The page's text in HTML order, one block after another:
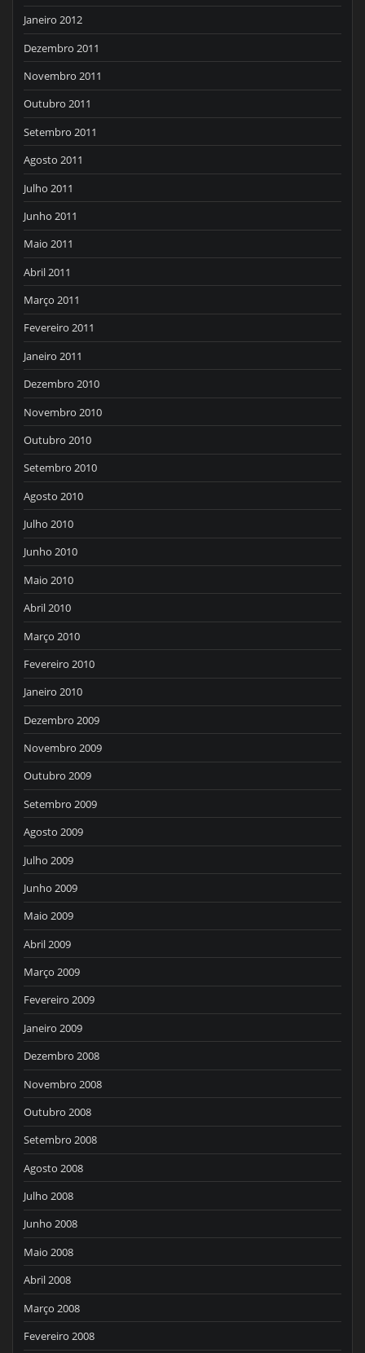
Janeiro 2012
Dezembro 2011
Novembro 2011
Outubro 2011
Setembro 2011
Agosto 2011
Julho 2011
Junho 2011
Maio 2011
Abril 2011
Março 2011
Fevereiro 2011
Janeiro 2011
Dezembro 2010
Novembro 2010
Outubro 2010
Setembro 2010
Agosto 2010
Julho 2010
Junho 2010
Maio 2010
Abril 2010
Março 2010
Fevereiro 2010
Janeiro 2010
Dezembro 2009
Novembro 2009
Outubro 2009
Setembro 2009
Agosto 2009
Julho 2009
Junho 2009
Maio 2009
Abril 2009
Março 2009
Fevereiro 2009
Janeiro 2009
Dezembro 2008
Novembro 2008
Outubro 2008
Setembro 2008
Agosto 2008
Julho 2008
Junho 2008
Maio 2008
Abril 2008
Março 2008
Fevereiro 2008